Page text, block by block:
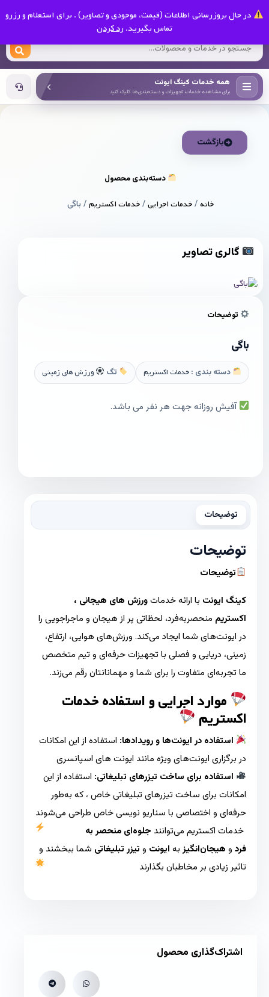
در حال بروزرسانی اطلاعات (قیمت، موجودی و تصاویر) . برای استعلام و رزرو
تماس بگیرید. رد کردن
کینگ ایونت
همه خدمات کینگ ایونت
برای مشاهده خدمات، تجهیزات و دسته‌بندی‌ها کلیک کنید
بازگشت
دسته‌بندی محصول
خانه/خدمات اجرایی/خدمات اکستریم/ باگی
گالری تصاویر
توضیحات
باگی
دسته بندی : خدمات اکستریم تگ ورزش های زمینی
آفیش روزانه جهت هر نفر می باشد.
توضیحات
توضیحات
توضیحات
کینگ ایونت با ارائه خدماتورزش های هیجانی ،
اکستریم منحصربه‌فرد، لحظاتی پر از هیجان و ماجراجویی را
در ایونت‌های شما ایجاد می‌کند. ورزش‌های هوایی، ارتفاع،
زمینی، دریایی و فصلی با تجهیزات حرفه‌ای و تیم متخصص
ما تجربه‌ای متفاوت را برای شما و مهمانانتان رقم می‌زند.
موارد اجرایی و استفاده خدمات
اکستریم
استفاده در ایونت‌ها و رویدادها: استفاده از این امکانات
در برگزاری ایونت‌های ویژه مانند ایونت های اسپانسری
استفاده برای ساخت تیزرهای تبلیغاتی: استفاده از این
امکانات برای ساخت تیزرهای تبلیغاتی خاص ، که به‌طور
حرفه‌ای و اختصاصی با سناریو نویسی خاص طراحی می‌شوند
خدمات اکستریم می‌توانند جلوه‌ای منحصر به
فردو هیجان‌انگیزبه ایونت‌ و تیزر تبلیغاتی شما ببخشند و
تاثیر زیادی بر مخاطبان بگذارند
اشتراک‌گذاری محصول